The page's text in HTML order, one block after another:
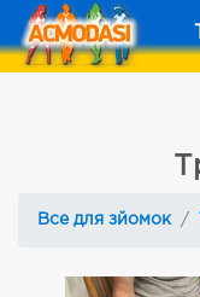
Все для зйомок